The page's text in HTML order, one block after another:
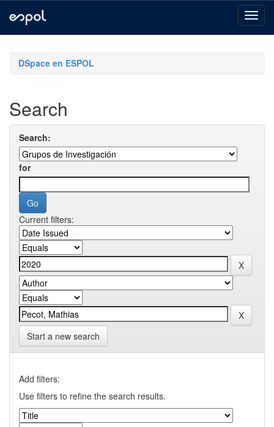
navigationDSpace en ESPOL
Search
Search:
for
Current filters:
Start a new search
Add filters:
Use filters to refine the search results.